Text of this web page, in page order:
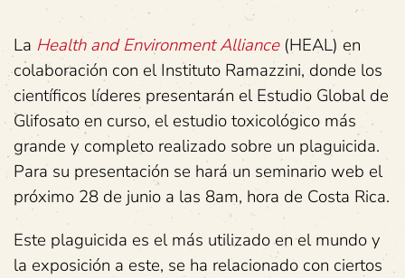
La Health and Environment Alliance(HEAL) en
colaboración con el Instituto Ramazzini, donde los
científicos líderes presentarán el Estudio Global de
Glifosato en curso, el estudio toxicológico más
grande y completo realizado sobre un plaguicida.
Para su presentación se hará un seminario web el
próximo 28 de junio a las 8am, hora de Costa Rica.
Este plaguicida es el más utilizado en el mundo y
la exposición a este, se ha relacionado con ciertos